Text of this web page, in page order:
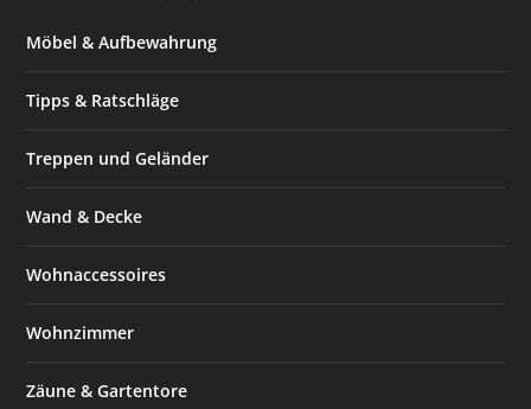
Möbel & Aufbewahrung
Tipps & Ratschläge
Treppen und Geländer
Wand & Decke
Wohnaccessoires
Wohnzimmer
Zäune & Gartentore